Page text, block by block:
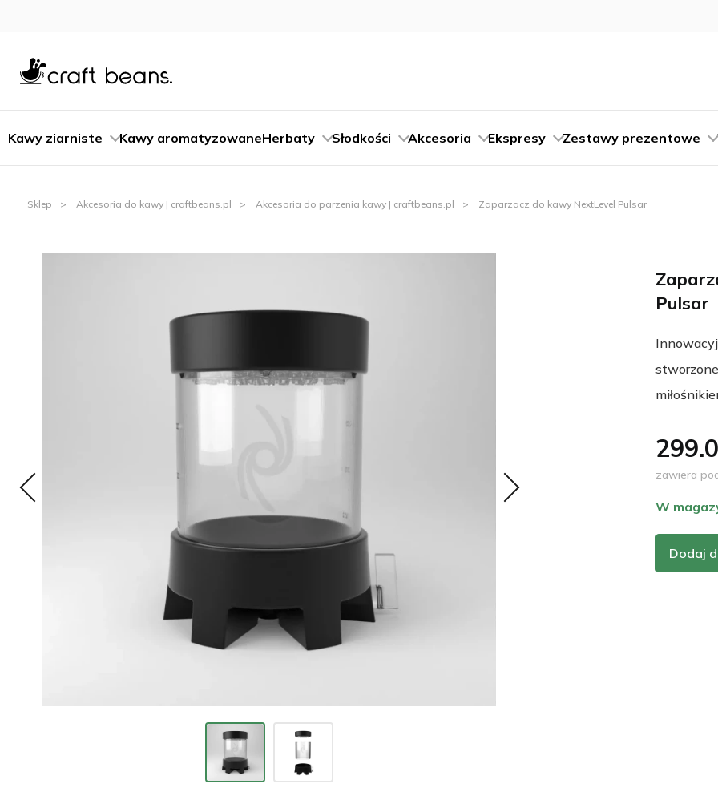
Kawy ziarniste Kawy aromatyzowaneHerbaty Słodkości Akcesoria Ekspresy Zestawy prezentowe
Sklep Akcesoria do kawy | craftbeans.pl Akcesoria do parzenia kawy | craftbeans.pl Zaparzacz do kawy NextLevel Pulsar
Pulsar
zawiera
W
Dodaj